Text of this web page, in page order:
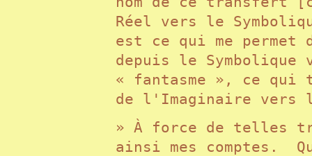
Réel vers le
est ce qui me
depuis le
« fantasme », ce qui
de l'Imaginaire
» À force de telles
ainsi mes comptes.